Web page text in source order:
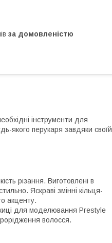
за домовленістю
інструменти для
якого перукаря завдяки своїй
різання. Виготовлені в
Яскраві змінні кільця-
акценту.
для моделювання Prestyle
волосся.